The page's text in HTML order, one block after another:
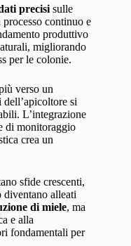
precisi sulle
continuo e
produttivo
migliorando
per le colonie.
verso un
si
L’integrazione
di monitoraggio
crea un
sfide crescenti,
diventano alleati
di miele, ma
e alla
fondamentali per